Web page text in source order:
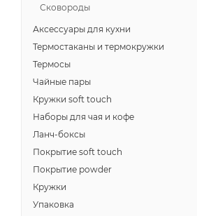
Сковороды
Аксессуары для кухни
Термостаканы и термокружки
Термосы
Чайные пары
Кружки soft touch
Наборы для чая и кофе
Ланч-боксы
Покрытие soft touch
Покрытие powder
Кружки
Упаковка